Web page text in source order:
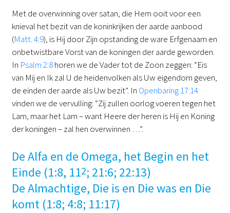
Met de overwinning over satan, die Hem ooit voor een
knieval het bezit van de koninkrijken der aarde aanbood
(Matt. 4:9), is Hij door Zijn opstanding de ware Erfgenaam en
onbetwistbare Vorst van de koningen der aarde geworden.
In Psalm 2:8horen we de Vader tot de Zoon zeggen: “Eis
van Mij en Ik zal U de heidenvolken als Uw eigendom geven,
de einden der aarde als Uw bezit”. In Openbaring 17:14
vinden we de vervulling: “Zij zullen oorlog voeren tegen het
Lam, maar het Lam – want Heere der heren is Hij en Koning
der koningen – zal hen overwinnen …”.
De Alfa en de Omega, het Begin en het
Einde (1:8, 112; 21:6; 22:13)
De Almachtige, Die is en Die was en Die
komt (1:8; 4:8; 11:17)